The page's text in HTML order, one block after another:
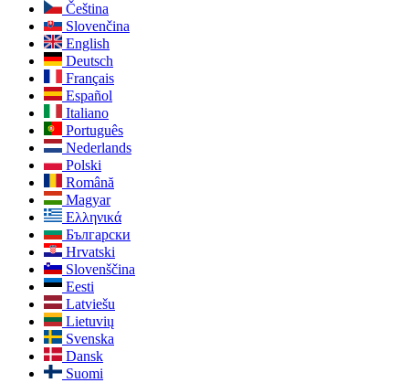
Čeština
Slovenčina
English
Deutsch
Français
Español
Italiano
Português
Nederlands
Polski
Română
Magyar
Ελληνικά
Български
Hrvatski
Slovenščina
Eesti
Latviešu
Lietuvių
Svenska
Dansk
Suomi